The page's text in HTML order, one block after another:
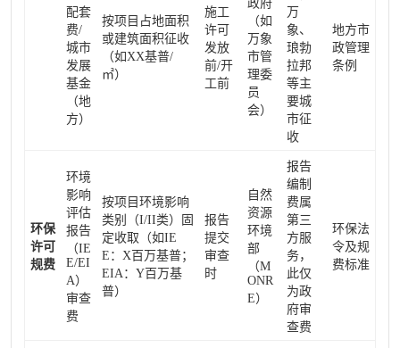
配套
费/
城市
发展
基金
（地
方）
按项目占地面积
或建筑面积征收
（如XX基普/
㎡）
施工
许可
发放
前/开
工前
政府
（如
万象
市管
理委
员
会）
万
象、
琅勃
拉邦
等主
要城
市征
收
地方市
政管理
条例
环保
许可
规费
环境
影响
评估
报告
（IE
E/EI
A）
审查
费
按项目环境影响
类别（I/II类）固
定收取（如IE
E：X百万基普；
EIA：Y百万基
普）
报告
提交
审查
时
自然
资源
环境
部
（M
ONR
E）
报告
编制
费属
第三
方服
务，
此仅
为政
府审
查费
环保法
令及规
费标准